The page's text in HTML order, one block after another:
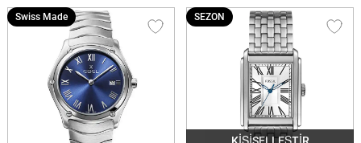
Swiss Made SEZON